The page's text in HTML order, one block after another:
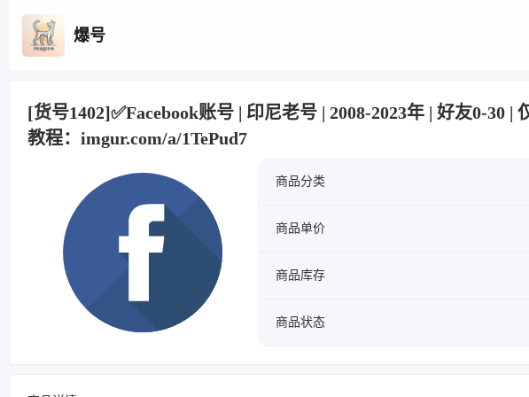
爆号
[货号1402]✅Facebook账号 | 印尼老号 | 2008-2023年 | 好友0-30 |
教程：imgur.com/a/1TePud7
商品分类
商品单价
商品库存
商品状态